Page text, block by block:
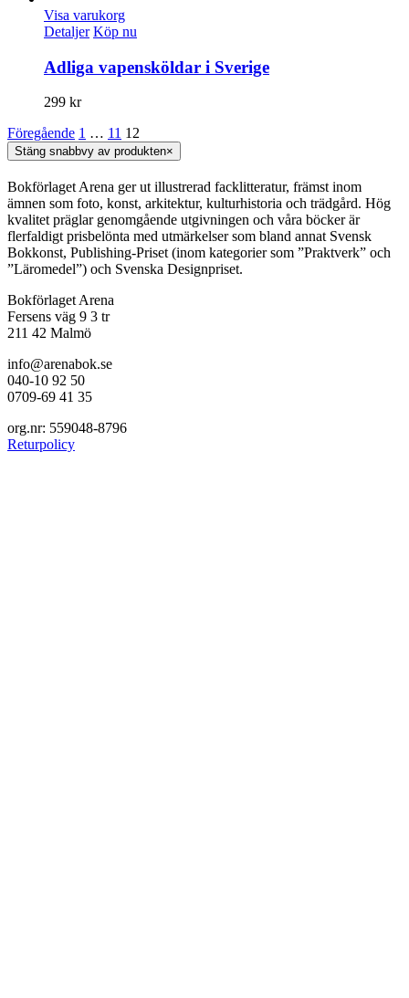
Visa varukorg
Detaljer Köp nu
Adliga vapensköldar i Sverige
299 kr
Föregående 1 … 11 12
Stäng snabbvy av produkten×
Bokförlaget Arena ger ut illustrerad facklitteratur, främst inom
ämnen som foto, konst, arkitektur, kulturhistoria och trädgård. Hög
kvalitet präglar genomgående utgivningen och våra böcker är
flerfaldigt prisbelönta med utmärkelser som bland annat Svensk
Bokkonst, Publishing-Priset (inom kategorier som ”Praktverk” och
”Läromedel”) och Svenska Designpriset.
Bokförlaget Arena
Fersens väg 9 3 tr
211 42 Malmö
info@arenabok.se
040-10 92 50
0709-69 41 35
org.nr: 559048-8796
Returpolicy